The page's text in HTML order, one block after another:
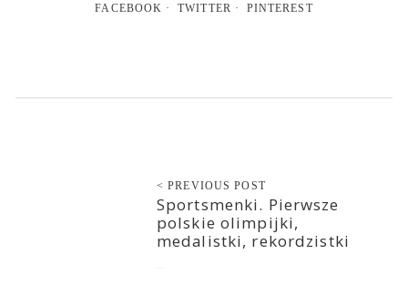
FACEBOOK TWITTER PINTEREST
< PREVIOUS POST
Sportsmenki. Pierwsze
polskie olimpijki,
medalistki, rekordzistki